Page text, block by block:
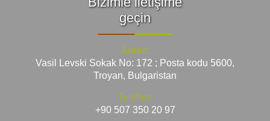
geçin
Adres:
Vasil Levski Sokak No: 172 ; Posta kodu 5600,
Troyan, Bulgaristan
Telefon:
+90 507 350 20 97